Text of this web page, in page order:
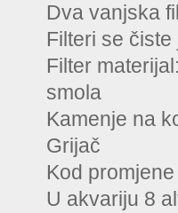
Dva vanjska
Filteri se
Filter
smola
Kamenje na
Grijač
Kod
U akvariju 8